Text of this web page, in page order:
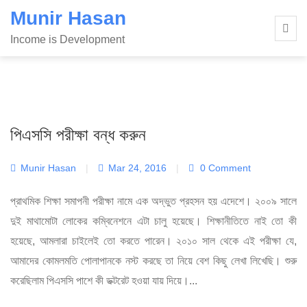
SkipMunir Hasan
Income is Development
পিএসসি পরীক্ষা বন্ধ করুন
Munir Hasan | Mar 24, 2016 | 0 Comment
প্রাথমিক শিক্ষা সমাপনী পরীক্ষা নামে এক অদ্ভুত প্রহসন হয় এদেশে। ২০০৯ সালে
দুই মাথামোটা লোকের কম্বিনেশনে এটা চালু হয়েছে। শিক্ষানীতিতে নাই তো কী
হয়েছে, আমলারা চাইলেই তো করতে পারেন। ২০১০ সাল থেকে এই পরীক্ষা যে,
আমাদের কোমলমতি পোলাপানকে নস্ট করছে তা নিয়ে বেশ কিছু লেখা লিখেছি। শুরু
করেছিলাম পিএসসি পাশে কী ডক্টরেট হওয়া যায় দিয়ে।...